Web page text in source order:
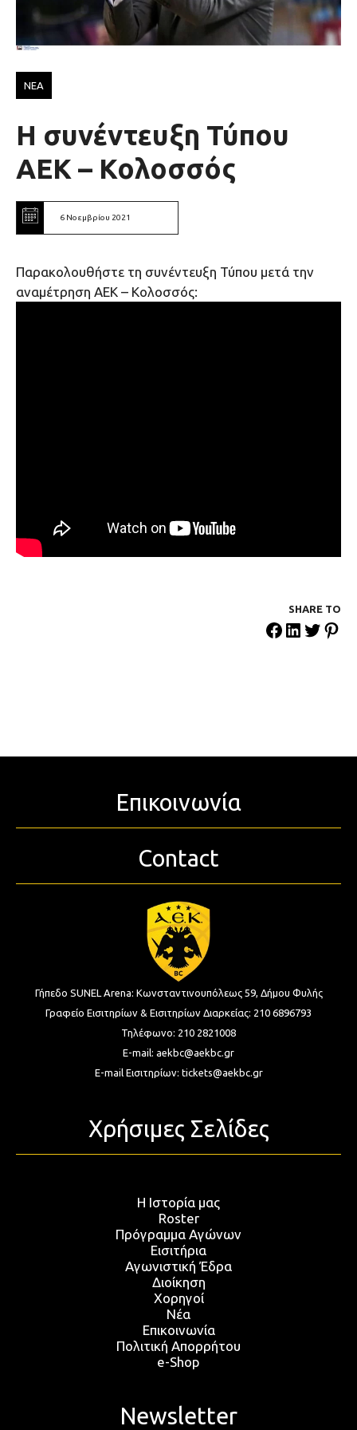
ΝΕΑ
H συνέντευξη Τύπου
ΑΕΚ – Κολοσσός
6 Νοεμβρίου 2021
Παρακολουθήστε τη συνέντευξη Τύπου μετά την
αναμέτρηση ΑΕΚ – Κολοσσός:
SHARE ΤΟ
Επικοινωνία
Contact
Γήπεδο SUNEL Arena: Κωνσταντινουπόλεως 59, Δήμου Φυλής
Γραφείο Εισιτηρίων & Εισιτηρίων Διαρκείας: 210 6896793
Τηλέφωνο: 210 2821008
E-mail: aekbc@aekbc.gr
E-mail Εισιτηρίων: tickets@aekbc.gr
Χρήσιμες Σελίδες
Η Ιστορία μας
Roster
Πρόγραμμα Αγώνων
Εισιτήρια
Αγωνιστική Έδρα
Διοίκηση
Χορηγοί
Νέα
Επικοινωνία
Πολιτική Απορρήτου
e-Shop
Newsletter